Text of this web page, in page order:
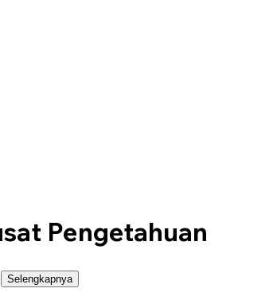
Pengetahuan
Selengkapnya